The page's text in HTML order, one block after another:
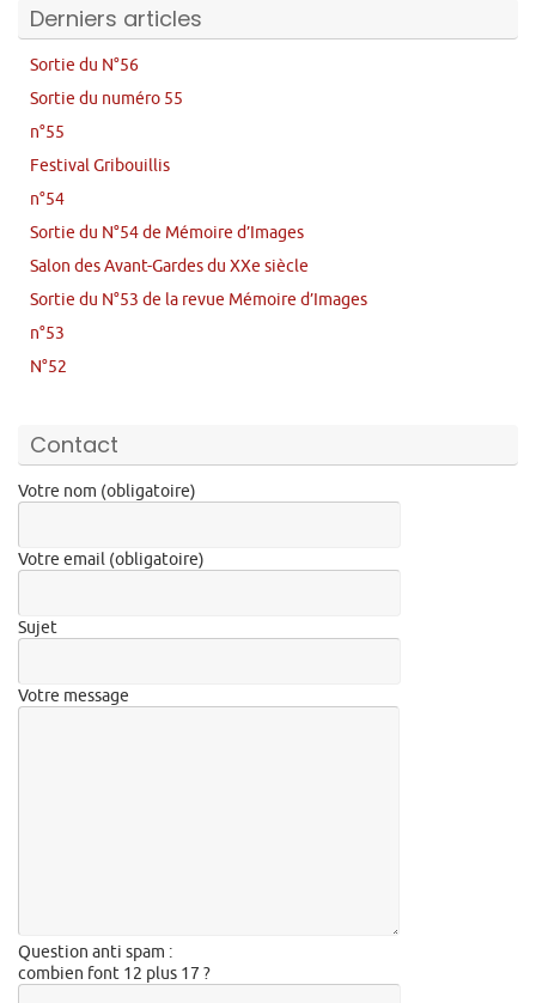
Derniers articles
Sortie du N°56
Sortie du numéro 55
n°55
Festival Gribouillis
n°54
Sortie du N°54 de Mémoire d’Images
Salon des Avant-Gardes du XXe siècle
Sortie du N°53 de la revue Mémoire d’Images
n°53
N°52
Contact
Votre nom (obligatoire)
Votre email (obligatoire)
Sujet
Votre message
Question anti spam :
combien font 12 plus 17 ?